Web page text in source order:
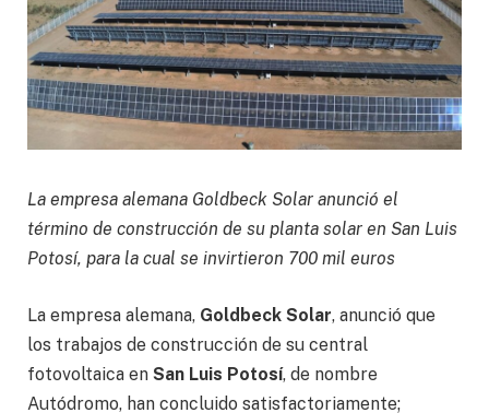
La empresa alemana Goldbeck Solar anunció el
término de construcción de su planta solar en San Luis
Potosí, para la cual se invirtieron 700 mil euros
La empresa alemana, Goldbeck Solar, anunció que
los trabajos de construcción de su central
fotovoltaica en San Luis Potosí, de nombre
Autódromo, han concluido satisfactoriamente;